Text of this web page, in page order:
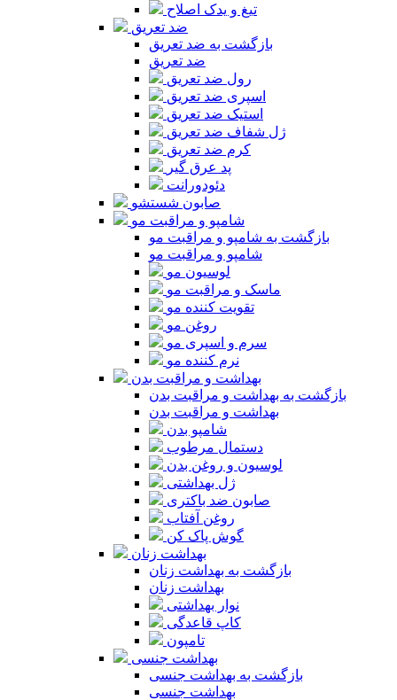
تیغ و یدک اصلاح
ضد تعریق
بازگشت به ضد تعریق
ضد تعریق
رول ضد تعریق
اسپری ضد تعریق
استیک ضد تعریق
ژل شفاف ضد تعریق
کرم ضد تعریق
پد عرق گیر
دئودورانت
صابون شستشو
شامپو و مراقبت مو
بازگشت به شامپو و مراقبت مو
شامپو و مراقبت مو
لوسیون مو
ماسک و مراقبت مو
تقویت کننده مو
روغن مو
سرم و اسپری مو
نرم کننده مو
بهداشت و مراقبت بدن
بازگشت به بهداشت و مراقبت بدن
بهداشت و مراقبت بدن
شامپو بدن
دستمال مرطوب
لوسیون و روغن بدن
ژل بهداشتی
صابون ضد باکتری
روغن آفتاب
گوش پاک کن
بهداشت زنان
بازگشت به بهداشت زنان
بهداشت زنان
نوار بهداشتی
کاپ قاعدگی
تامپون
بهداشت جنسی
بازگشت به بهداشت جنسی
بهداشت جنسی